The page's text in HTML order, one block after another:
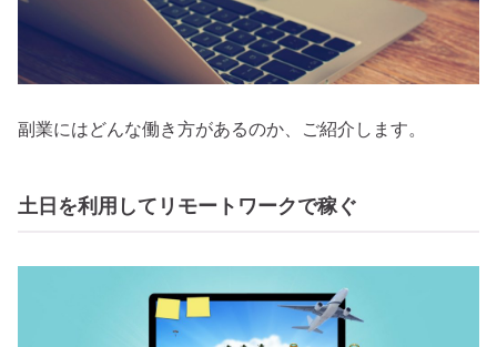
副業にはどんな働き方があるのか、ご紹介します。
土日を利用してリモートワークで稼ぐ